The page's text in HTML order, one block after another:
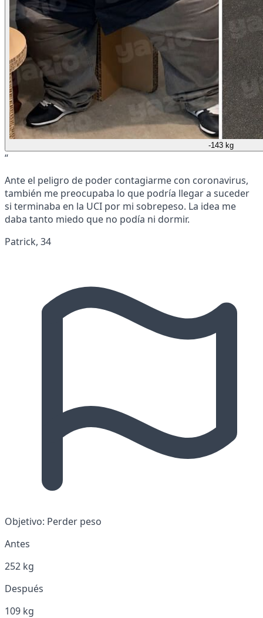
-143 kg
“
Ante el peligro de poder contagiarme con coronavirus,
también me preocupaba lo que podría llegar a suceder
si terminaba en la UCI por mi sobrepeso. La idea me
daba tanto miedo que no podía ni dormir.
Patrick, 34
Objetivo: Perder peso
Antes
252 kg
Después
109 kg